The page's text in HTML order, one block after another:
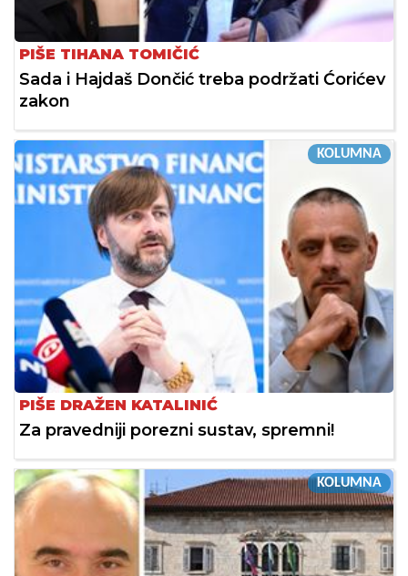
PIŠE TIHANA TOMIČIĆ
Sada i Hajdaš Dončić treba podržati Ćorićev
zakon
KOLUMNA
PIŠE DRAŽEN KATALINIĆ
Za pravedniji porezni sustav, spremni!
KOLUMNA